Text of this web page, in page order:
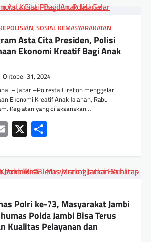
KEPOLISIAN, SOSIAL KEMASYARAKATAN
Asta Cita Presiden, Polisi
Ekonomi Kreatif Bagi Anak
Oktober 31, 2024
– Jabar –Polresta Cirebon menggelar
Ekonomi Kreatif Anak Jalanan, Rabu
Kegiatan yang dilaksanakan…
Email
X
Polri ke-73, Masyarakat Jambi
Polda Jambi Bisa Terus
Kualitas Pelayanan dan